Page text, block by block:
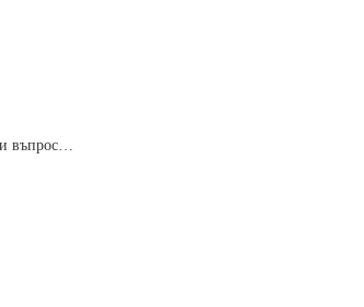
Сборник с тестови въпроси за кандидатстудентски изпит по химия. 2018